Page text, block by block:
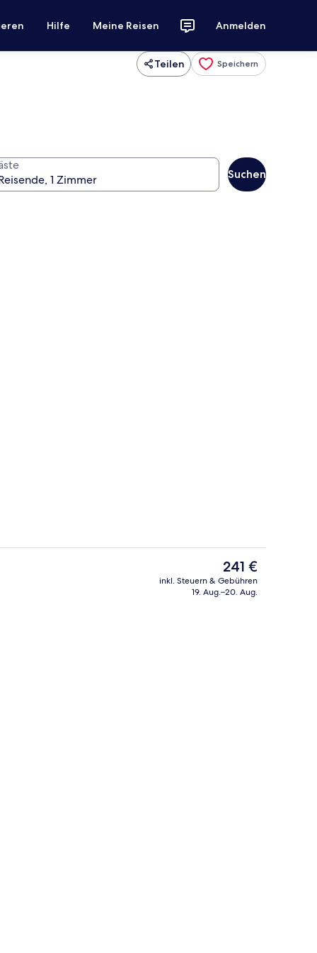
Hilfe Meine Reisen Anmelden
Teilen Speichern
Suchen
Minibar, Zimmersafe, Schreibtisch,
Der
aktuelle
Preis
241 €
inkl. Steuern & Gebühren
19. Aug.–20. Aug.